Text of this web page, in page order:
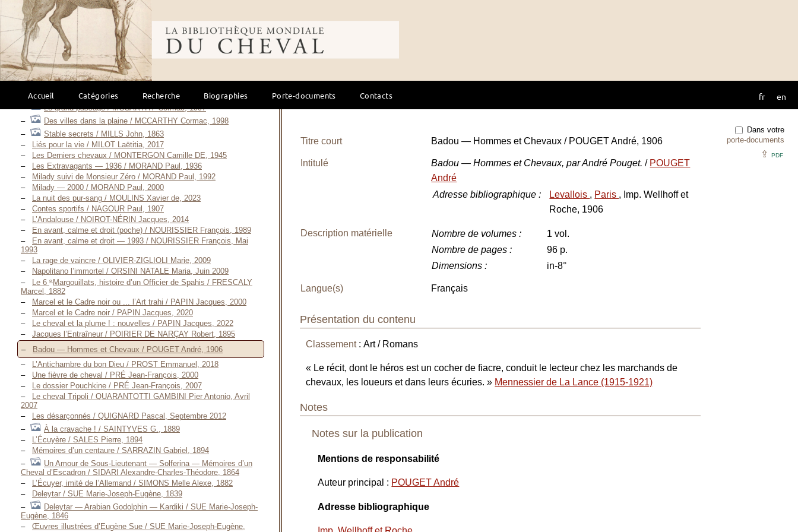
Bibliothèque mondiale du cheval
Accueil Catégories Recherche Biographies Porte-documents Contacts fr en
Jim Blackwood, Jockey — 1902 / MANDELSTAMM Valentin, S. D.
[1902]
Jim Blackwood, Jockey — édition illustrée / MANDELSTAMM
Valentin, S. D. [1912]
Jim Blackwood, Jockey — 1921 / MANDELSTAMM Valentin, S. D.
[1921]
À nos chevaux ! / MANOTTI Dominique, 1999
Le cavalier à la charrette / MARIE Jean-Noël, 2004
De si jolis chevaux / MCCARTHY Cormac, 1993
Le grand passage / MCCARTHY Cormac, 1997
Des villes dans la plaine / MCCARTHY Cormac, 1998
Stable secrets / MILLS John, 1863
Liés pour la vie / MILOT Laëtitia, 2017
Les Derniers chevaux / MONTERGON Camille DE, 1945
Les Extravagants — 1936 / MORAND Paul, 1936
Milady suivi de Monsieur Zéro / MORAND Paul, 1992
Milady — 2000 / MORAND Paul, 2000
La nuit des pur-sang / MOULINS Xavier de, 2023
Contes sportifs / NAGOUR Paul, 1907
L’Andalouse / NOIROT-NÉRIN Jacques, 2014
En avant, calme et droit (poche) / NOURISSIER François, 1989
En avant, calme et droit — 1993 / NOURISSIER François, Mai
1993
La rage de vaincre / OLIVIER-ZIGLIOLI Marie, 2009
Napolitano l’immortel / ORSINI NATALE Maria, Juin 2009
Le 6 e Margouillats, histoire d’un Officier de Spahis / FRESCALY
Marcel, 1882
Marcel et le Cadre noir ou ... l’Art trahi / PAPIN Jacques, 2000
Marcel et le Cadre noir / PAPIN Jacques, 2020
Le cheval et la plume ! : nouvelles / PAPIN Jacques, 2022
Jacques l’Entraîneur / POIRIER DE NARÇAY Robert, 1895
Badou — Hommes et Chevaux / POUGET André, 1906
L’Antichambre du bon Dieu / PROST Emmanuel, 2018
Une fièvre de cheval / PRÉ Jean-François, 2000
Le dossier Pouchkine / PRÉ Jean-François, 2007
Le cheval Tripoli / QUARANTOTTI GAMBINI Pier Antonio, Avril
2007
Les désarçonnés / QUIGNARD Pascal, Septembre 2012
À la cravache ! / SAINTYVES G., 1889
L’Écuyère / SALES Pierre, 1894
Mémoires d’un centaure / SARRAZIN Gabriel, 1894
Un Amour de Sous-Lieutenant — Solferina — Mémoires d’un
Cheval d’Escadron / SIDARI Alexandre-Charles-Théodore, 1864
L’Écuyer, imité de l’Allemand / SIMONS Melle Alexe, 1882
Deleytar / SUE Marie-Joseph-Eugène, 1839
Deleytar — Arabian Godolphin — Kardiki / SUE Marie-Joseph-
Eugène, 1846
Œuvres illustrées d’Eugène Sue / SUE Marie-Joseph-Eugène,
Dans votre
porte-documents
⇪ PDF
Titre court Badou — Hommes et Chevaux / POUGET André, 1906
Intitulé Badou — Hommes et Chevaux, par André Pouget./ POUGET
André
Adresse bibliographique : Levallois , Paris , Imp. Wellhoff et
Roche, 1906
Description matérielle Nombre de volumes :
1 vol.
Nombre de pages :
96 p.
Dimensions : in-8°
Langue(s) Français
Présentation du contenu
Classement: Art / Romans
« Le récit, dont le héros est un cocher de fiacre, conduit le lecteur chez les marchands de
chevaux, les loueurs et dans leurs écuries. » Mennessier de La Lance (1915-1921)
Notes
Notes sur la publication
Mentions de responsabilité
Auteur principal : POUGET André
Adresse bibliographique